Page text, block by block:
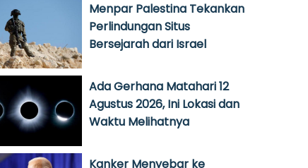
Menpar Palestina Tekankan
Perlindungan Situs
Bersejarah dari Israel
Ada Gerhana Matahari 12
Agustus 2026, Ini Lokasi dan
Waktu Melihatnya
Kanker Menyebar ke